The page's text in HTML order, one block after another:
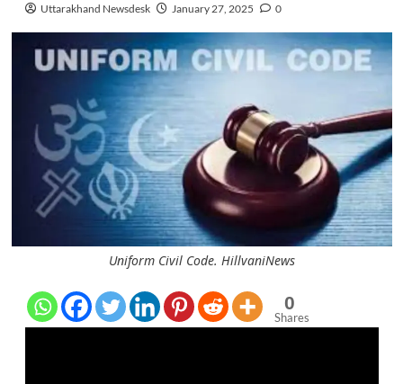
Uttarakhand Newsdesk January 27, 2025 0
Uniform Civil Code. HillvaniNews
0
Shares